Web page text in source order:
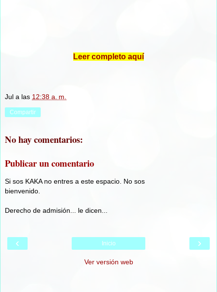
Leer completo aquí
Jul a las 12:38 a. m.
Compartir
No hay comentarios:
Publicar un comentario
Si sos KAKA no entres a este espacio. No sos
bienvenido.
Derecho de admisión... le dicen...
‹ ›
Inicio
Ver versión web